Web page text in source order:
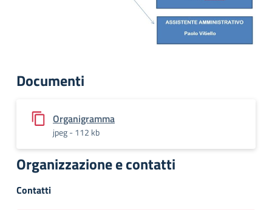
Documenti
Organigramma
jpeg - 112 kb
Organizzazione e contatti
Contatti